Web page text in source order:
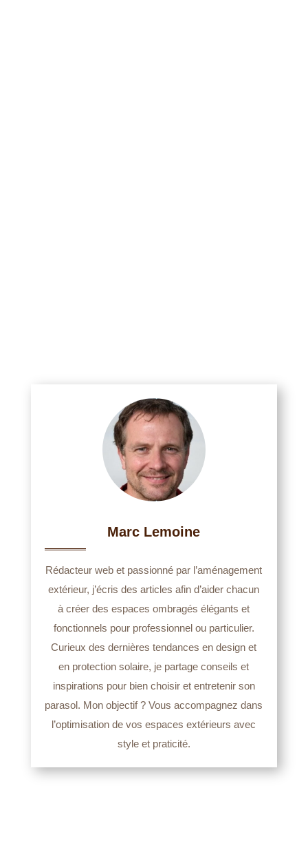
Marc Lemoine
Rédacteur web et passionné par l’aménagement
extérieur, j’écris des articles afin d’aider chacun
à créer des espaces ombragés élégants et
fonctionnels pour professionnel ou particulier.
Curieux des dernières tendances en design et
en protection solaire, je partage conseils et
inspirations pour bien choisir et entretenir son
parasol. Mon objectif ? Vous accompagnez dans
l’optimisation de vos espaces extérieurs avec
style et praticité.